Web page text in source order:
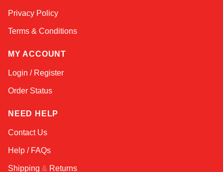
Privacy Policy
Terms & Conditions
MY ACCOUNT
Login / Register
Order Status
NEED HELP
Contact Us
Help / FAQs
Shipping & Returns